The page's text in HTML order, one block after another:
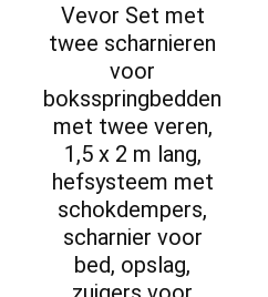
Vevor Set met
twee scharnieren
voor
boksspringbedden
met twee veren,
1,5 x 2 m lang,
hefsysteem met
schokdempers,
scharnier voor
bed, opslag,